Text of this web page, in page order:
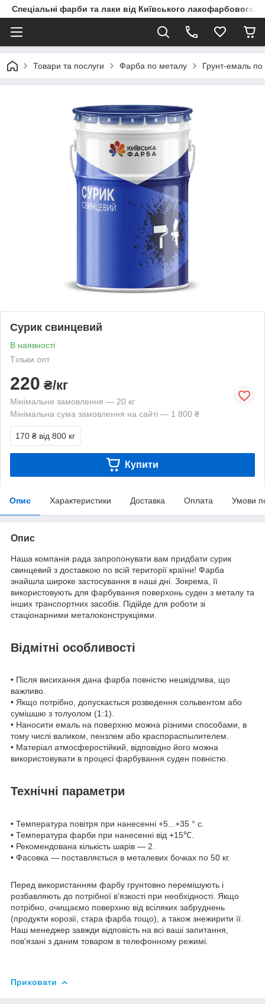
Спеціальні фарби та лаки від Київського
Товари та послуги Фарба по металу Грунт-емаль по
Сурик свинцевий
В наявності
Тільки опт
220 ₴/кг
Мінімальне замовлення — 20 кг
Мінімальна сума замовлення на сайті — 1 800 ₴
170 ₴ від 800 кг
Купити
Опис Характеристики Доставка Оплата Умови
Опис
Наша компанія рада запропонувати вам придбати сурик
свинцевий з доставкою по всій території країни! Фарба
знайшла широке застосування в наші дні. Зокрема, її
використовують для фарбування поверхонь суден з металу та
інших транспортних засобів. Підійде для роботи зі
стаціонарними металоконструкціями.
Відмітні особливості
• Після висихання дана фарба повністю нешкідлива, що
важливо.
• Якщо потрібно, допускається розведення сольвентом або
сумішшю з толуолом (1:1).
• Наносити емаль на поверхню можна різними способами, в
тому числі валиком, пензлем або краспораспылителем.
• Матеріал атмосферостійкий, відповідно його можна
використовувати в процесі фарбування суден повністю.
Технічні параметри
• Температура повітря при нанесенні +5...+35 ° с.
• Температура фарби при нанесенні від +15℃.
• Рекомендована кількість шарів — 2.
• Фасовка — поставляється в металевих бочках по 50 кг.
Перед використанням фарбу грунтовно перемішують і
розбавляють до потрібної в'язкості при необхідності. Якщо
потрібно, очищаємо поверхню від всіляких забруднень
(продукти корозії, стара фарба тощо), а також знежирити її.
Наш менеджер завжди відповість на всі ваші запитання,
пов'язані з даним товаром в телефонному режимі.
Приховати